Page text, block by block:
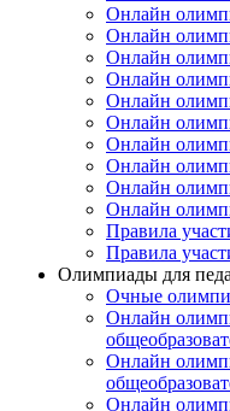
Онлайн
Онлайн
Онлайн
Онлайн
Онлайн
Онлайн
Онлайн
Онлайн
Онлайн
Онлайн
Правила
Правила
Олимпиады для
Очные
Онлайн
Онлайн
Онлайн